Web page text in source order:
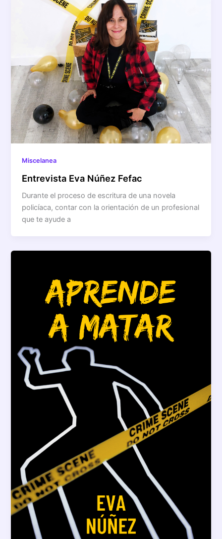
Miscelanea
Entrevista Eva Núñez Fefac
Durante el proceso de escritura de una novela
policíaca, contar con la orientación de un profesional
que te ayude a